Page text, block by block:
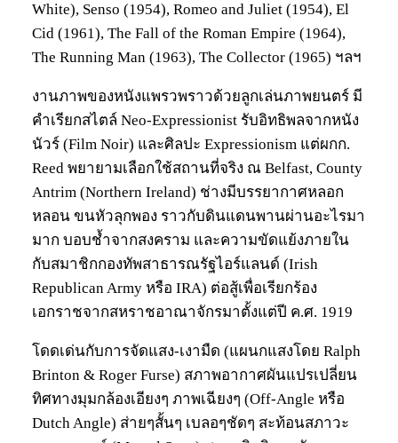
White), Senso (1954), Romeo and Juliet (1954), El
Cid (1961), The Fall of the Roman Empire (1964),
The Running Man (1963), The Collector (1965) ฯลฯ
งานภาพของหนังแพรวพราวด้วยลูกเล่นภาพยนตร์ มี
คำเรียกสไตล์ Neo-Expressionist รับอิทธิพลจากหนัง
นัวร์ (Film Noir) และศิลปะ Expressionism แต่ผกก.
Reed พยายามเลือกใช้สถานที่จริง ณ Belfast, County
Antrim (Northern Ireland) ช่างมีบรรยากาศหลอก
หลอน ขนหัวลุกพอง ราวกับดินแดนพานผ่านอะไรมา
มาก บอบช้ำจากสงคราม และความขัดแย้งภายใน
กับสมาชิกกองทัพสาธารณรัฐไอร์แลนด์ (Irish
Republican Army หรือ IRA) ต่อสู้เพื่อเรียกร้อง
เอกราชจากสหราชอาณาจักรมาตั้งแต่ปี ค.ศ. 1919
โดดเด่นกับการจัดแสง-เงามืด (แผนกแสงโดย Ralph
Brinton & Roger Furse) สภาพอากาศผันแปรเปลี่ยน
ทิศทางมุมกล้องเอียงๆ ภาพเฉียงๆ (Off-Angle หรือ
Dutch Angle) ส่ายๆสั้นๆ เบลอๆชัดๆ สะท้อนสภาวะ